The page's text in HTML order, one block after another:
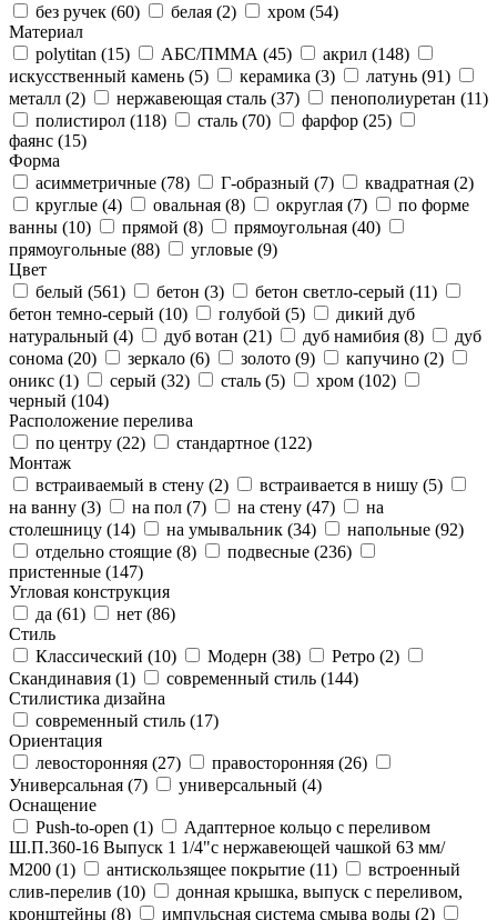
без ручек (60) белая (2) хром (54)
Материал
polytitan (15) АБС/ПММА (45) акрил (148)
искусственный камень (5) керамика (3) латунь (91)
металл (2) нержавеющая сталь (37) пенополиуретан (11)
полистирол (118) сталь (70) фарфор (25)
фаянс (15)
Форма
асимметричные (78) Г-образный (7) квадратная (2)
круглые (4) овальная (8) округлая (7)
по форме
ванны (10) прямой (8) прямоугольная (40)
прямоугольные (88) угловые (9)
Цвет
белый (561) бетон (3) бетон светло-серый (11)
бетон темно-серый (10) голубой (5)
дикий дуб
натуральный (4) дуб вотан (21) дуб намибия (8)
дуб
сонома (20) зеркало (6) золото (9) капучино (2)
оникс (1) серый (32) сталь (5) хром (102)
черный (104)
Расположение перелива
по центру (22) стандартное (122)
Монтаж
встраиваемый в стену (2) встраивается в нишу (5)
на ванну (3) на пол (7) на стену (47)
на
столешницу (14) на умывальник (34) напольные (92)
отдельно стоящие (8) подвесные (236)
пристенные (147)
Угловая конструкция
да (61) нет (86)
Стиль
Классический (10) Модерн (38) Ретро (2)
Скандинавия (1) современный стиль (144)
Стилистика дизайна
современный стиль (17)
Ориентация
левосторонняя (27) правосторонняя (26)
Универсальная (7) универсальный (4)
Оснащение
Push-to-open (1)
Адаптерное кольцо с переливом
Ш.П.360-16 Выпуск 1 1/4"с нержавеющей чашкой 63 мм/
М200 (1) антискользящее покрытие (11)
встроенный
слив-перелив (10)
донная крышка, выпуск с переливом,
кронштейны (8) импульсная система смыва воды (2)